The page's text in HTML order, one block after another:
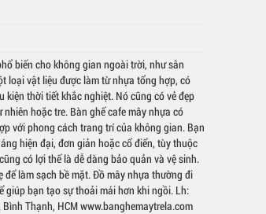
biến cho không gian ngoài trời, như sân
loại vật liệu được làm từ nhựa tổng hợp, có
thời tiết khắc nghiệt. Nó cũng có vẻ đẹp
hoặc tre. Bàn ghế cafe mây nhựa có
với phong cách trang trí của không gian. Bạn
hiện đại, đơn giản hoặc cổ điển, tùy thuộc
có lợi thế là dễ dàng bảo quản và vệ sinh.
làm sạch bề mặt. Đồ mây nhựa thường đi
giúp bạn tạo sự thoải mái hơn khi ngồi. Lh:
Thạnh, HCM www.banghemaytrela.com